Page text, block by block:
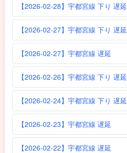
【2026-02-28】宇都宮線 下り 遅延
【2026-02-27】宇都宮線 下り 遅延
【2026-02-27】宇都宮線 遅延
【2026-02-26】宇都宮線 下り 遅延
【2026-02-24】宇都宮線 下り 遅延
【2026-02-23】宇都宮線 遅延
【2026-02-22】宇都宮線 遅延